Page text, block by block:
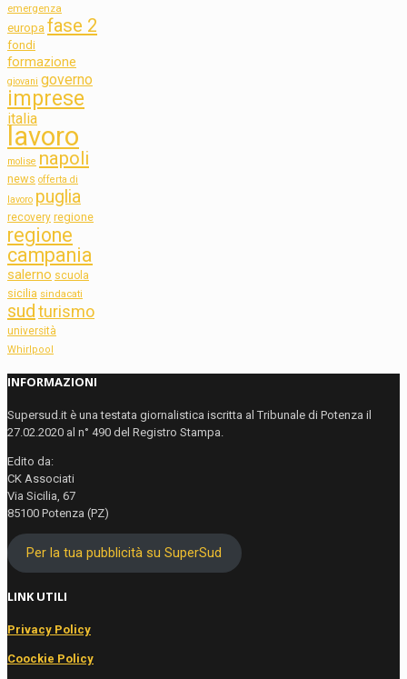
emergenza
europa fase 2
fondi
formazione
giovani governo
imprese
italia
lavoro
molise napoli
news offerta di
lavoro puglia
recovery regione
regione
campania
salerno scuola
sicilia sindacati
sudturismo
università
Whirlpool
INFORMAZIONI
Supersud.it è una testata giornalistica iscritta al Tribunale di Potenza il
27.02.2020 al n° 490 del Registro Stampa.
Edito da:
CK Associati
Via Sicilia, 67
85100 Potenza (PZ)
Per la tua pubblicità su SuperSud
LINK UTILI
Privacy Policy
Coockie Policy